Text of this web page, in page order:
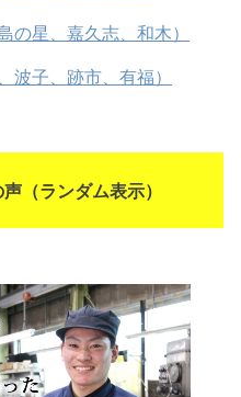
の星、嘉久志、和木）
波子、跡市、有福）
（ランダム表示）